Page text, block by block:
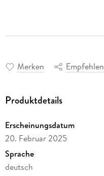
Merken Empfehlen
Produktdetails
Erscheinungsdatum
20. Februar 2025
Sprache
deutsch